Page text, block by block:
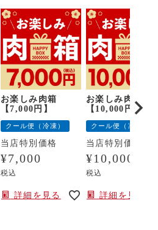
お楽しみ肉箱
【7,000円】
クール便（冷凍）
当店特別価格
¥7,000
税込
詳細を見る
お楽しみ肉箱
【10,000円】
クール便（冷凍）
当店特別価格
¥10,000
税込
詳細を見る